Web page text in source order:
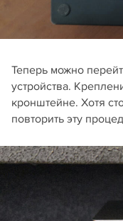
Теперь можно
устройства.
кронштейне. Хотя
повторить эту